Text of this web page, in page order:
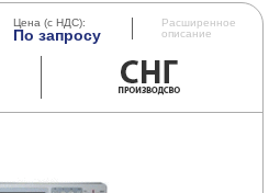
Цена (с НДС):
По запросу
Расширенное
описание